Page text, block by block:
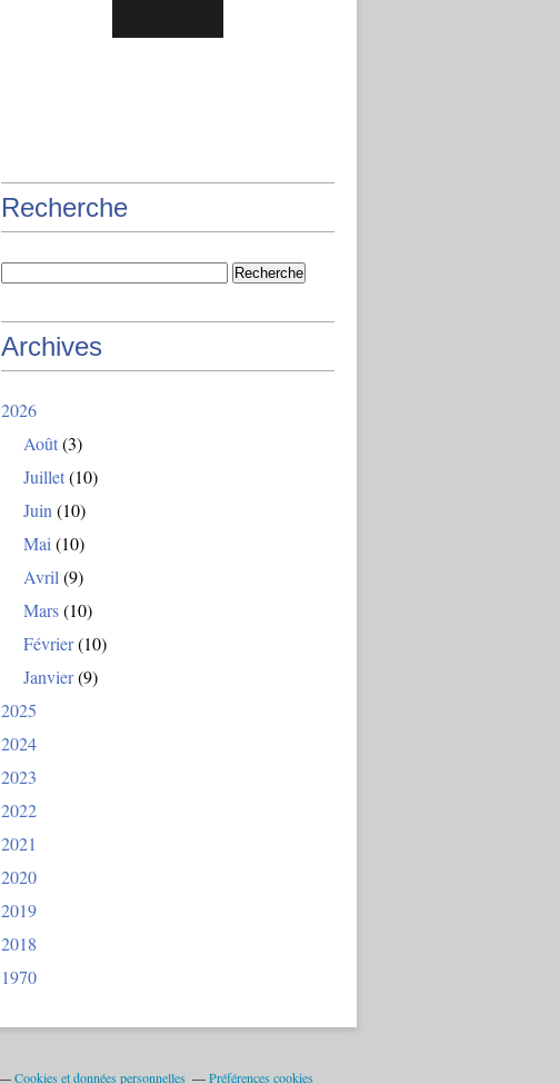
Recherche
Archives
2026
Août(3)
Juillet(10)
Juin (10)
Mai (10)
Avril (9)
Mars(10)
Février(10)
Janvier(9)
2025
2024
2023
2022
2021
2020
2019
2018
1970
Cookies et données personnelles Préférences cookies